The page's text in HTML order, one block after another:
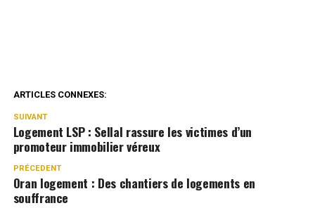
ARTICLES CONNEXES:
SUIVANT
Logement LSP : Sellal rassure les victimes d’un
promoteur immobilier véreux
PRÉCEDENT
Oran logement : Des chantiers de logements en
souffrance